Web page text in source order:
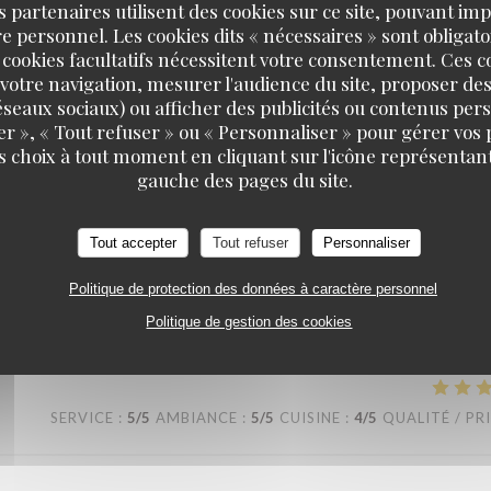
partenaires utilisent des cookies sur ce site, pouvant
personnel. Les cookies dits « nécessaires » sont
facultatifs nécessitent votre consentement. Ces
navigation, mesurer l'audience du site, proposer
sociaux) ou afficher des publicités ou contenus
», « Tout refuser » ou « Personnaliser » pour gérer vos
choix à tout moment en cliquant sur l'icône
gauche des pages du site.
Tout accepter Tout refuser Personnaliser
Politique de protection des données à caractère personnel
Politique de gestion des cookies
SERVICE: 5/5 AMBIANCE: 5 /5 CUISINE: 5 /5 QUALITÉ /
sont bien garnis ! J’y retournerai avec plaisir !
SERVICE: 5/5 AMBIANCE: 4/5 CUISINE: 4/5 QUALITÉ /
SERVICE : 5/5 AMBIANCE : 5/5 CUISINE : 4/5 QUALITÉ /